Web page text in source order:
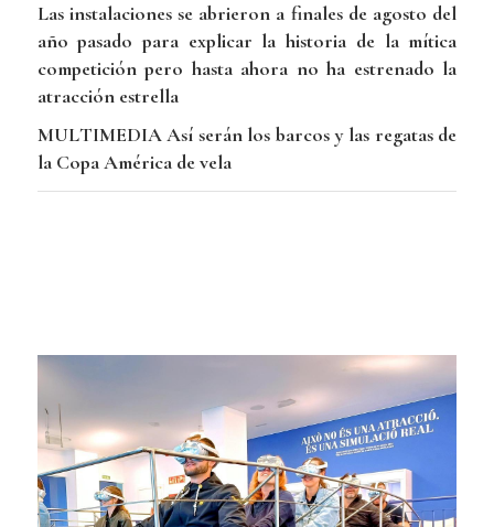
Las instalaciones se abrieron a finales de agosto del
año pasado para explicar la historia de la mítica
competición pero hasta ahora no ha estrenado la
atracción estrella
MULTIMEDIA Así serán los barcos y las regatas de
la Copa América de vela